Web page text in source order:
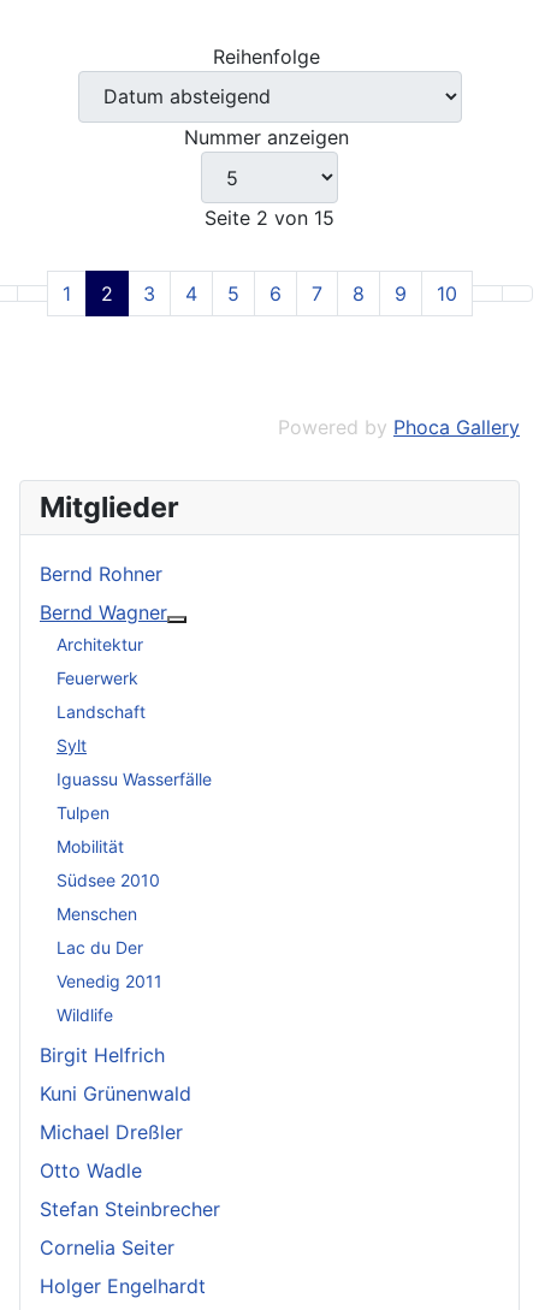
Mitglieder
Bernd Rohner
Bernd Wagner
Architektur
Feuerwerk
Landschaft
Sylt
Iguassu Wasserfälle
Tulpen
Mobilität
Südsee 2010
Menschen
Lac du Der
Venedig 2011
Wildlife
Birgit Helfrich
Kuni Grünenwald
Michael Dreßler
Otto Wadle
Stefan Steinbrecher
Cornelia Seiter
Holger Engelhardt
Reihenfolge
Nummer anzeigen
Seite 2 von 15
1 2 3 4 5 6 7 8 9 10
Powered by Phoca Gallery